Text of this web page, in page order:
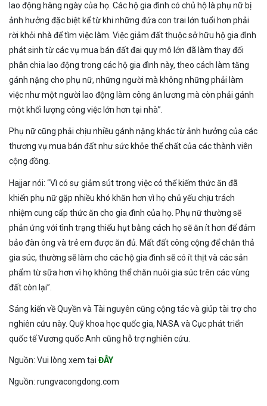
lao động hàng ngày của họ. Các hộ gia đình có chủ hộ là phụ nữ bị
ảnh hưởng đặc biệt kể từ khi những đứa con trai lớn tuổi hơn phải
rời khỏi nhà để tìm việc làm. Việc giảm đất thuộc sở hữu hộ gia đình
phát sinh từ các vụ mua bán đất đai quy mô lớn đã làm thay đổi
phân chia lao động trong các hộ gia đình này, theo cách làm tăng
gánh nặng cho phụ nữ, những người mà không những phải làm
việc như một người lao động làm công ăn lương mà còn phải gánh
một khối lượng công việc lớn hơn tại nhà”.
Phụ nữ cũng phải chịu nhiều gánh nặng khác từ ảnh hưởng của các
thương vụ mua bán đất như sức khỏe thể chất của các thành viên
cộng đồng.
Hajjar nói: “Vì có sự giảm sút trong việc có thể kiếm thức ăn đã
khiến phụ nữ gặp nhiều khó khăn hơn vì họ chủ yếu chịu trách
nhiệm cung cấp thức ăn cho gia đình của họ. Phụ nữ thường sẽ
phản ứng với tình trạng thiếu hụt bằng cách họ sẽ ăn ít hơn để đảm
bảo đàn ông và trẻ em được ăn đủ. Mất đất công cộng để chăn thả
gia súc, thường sẽ làm cho các hộ gia đình sẽ có ít thịt và các sản
phẩm từ sữa hơn vì họ không thể chăn nuôi gia súc trên các vùng
đất còn lại”.
Sáng kiến về Quyền và Tài nguyên cũng cộng tác và giúp tài trợ cho
nghiên cứu này. Quỹ khoa học quốc gia, NASA và Cục phát triển
quốc tế Vương quốc Anh cũng hỗ trợ nghiên cứu.
Nguồn: Vui lòng xem tại ĐÂY
Nguồn: rungvacongdong.com